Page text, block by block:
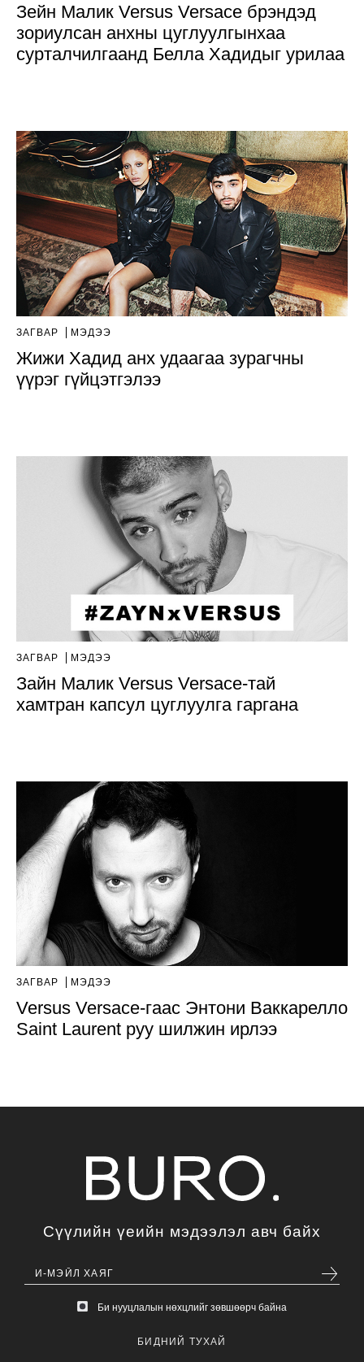
Зейн Малик Versus Versace брэндэд
зориулсан анхны цуглуулгынхаа
сурталчилгаанд Белла Хадидыг урилаа
ЗАГВАР МЭДЭЭ
Жижи Хадид анх удаагаа зурагчны
үүрэг гүйцэтгэлээ
ЗАГВАР МЭДЭЭ
Зайн Малик Versus Versace-тай
хамтран капсул цуглуулга гаргана
ЗАГВАР МЭДЭЭ
Versus Versace-гаас Энтони Ваккарелло
Saint Laurent руу шилжин ирлээ
Сүүлийн үеийн мэдээлэл авч байх
Би нууцлалын нөхцлийг зөвшөөрч байна
БИДНИЙ ТУХАЙ